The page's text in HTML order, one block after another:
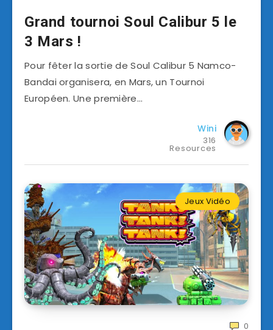
Grand tournoi Soul Calibur 5 le
3 Mars !
Pour fêter la sortie de Soul Calibur 5 Namco-
Bandai organisera, en Mars, un Tournoi
Européen. Une première…
Wini
316
Resources
Jeux Vidéo
0